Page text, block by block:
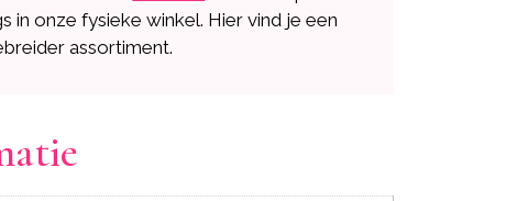
in onze fysieke winkel. Hier vind je een
assortiment.